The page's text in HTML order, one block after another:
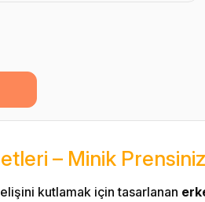
– Minik
kutlamak için tasarlanan